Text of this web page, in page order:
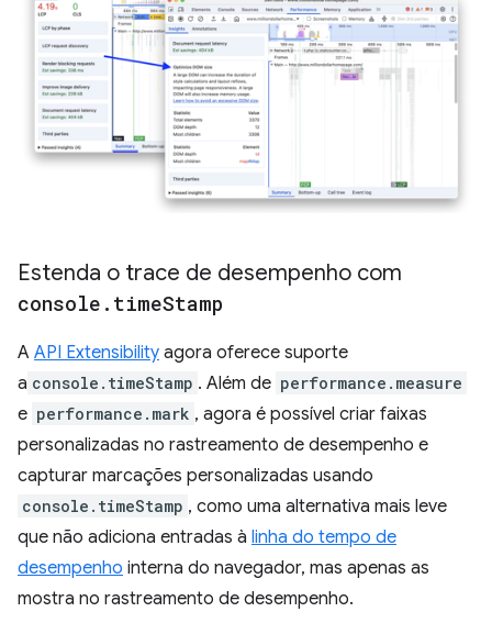
Estenda o trace de desempenho com
console . timeStamp
A API Extensibility agora oferece suporte
a console.timeStamp . Além de performance.measure
e performance.mark , agora é possível criar faixas
personalizadas no rastreamento de desempenho e
capturar marcações personalizadas usando
console.timeStamp , como uma alternativa mais leve
que não adiciona entradas à linha do tempo de
desempenho interna do navegador, mas apenas as
mostra no rastreamento de desempenho.